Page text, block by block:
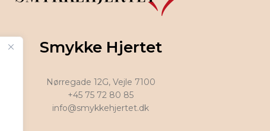
Smykke Hjertet
Nørregade 12G, Vejle 7100
+45 75 72 80 85
info@smykkehjertet.dk